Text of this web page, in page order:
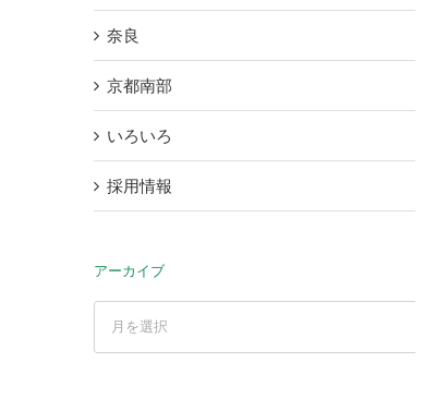
奈良
京都南部
いろいろ
採用情報
アーカイブ